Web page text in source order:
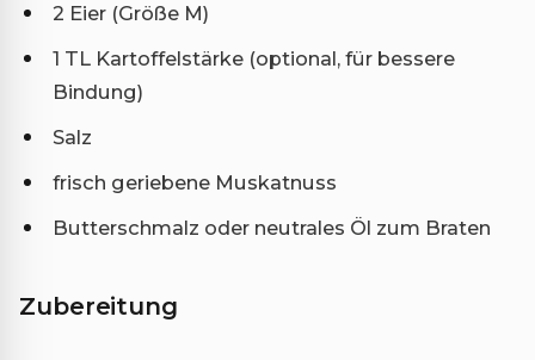
2 Eier (Größe M)
1 TL Kartoffelstärke (optional, für bessere
Bindung)
Salz
frisch geriebene Muskatnuss
Butterschmalz oder neutrales Öl zum Braten
Zubereitung